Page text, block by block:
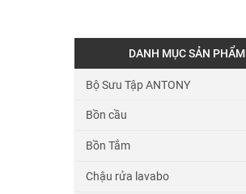
DANH MỤC SẢN PHẨM
Bộ Sưu Tập ANTONY
Bồn cầu
Bồn Tắm
Chậu rửa lavabo